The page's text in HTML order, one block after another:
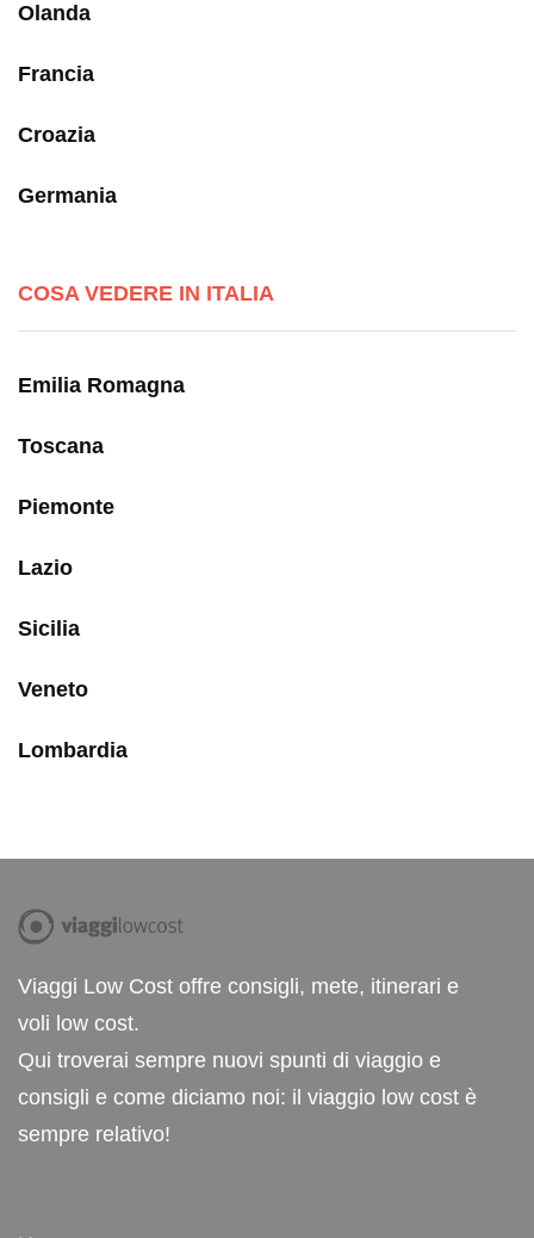
Olanda
Francia
Croazia
Germania
COSA VEDERE IN ITALIA
Emilia Romagna
Toscana
Piemonte
Lazio
Sicilia
Veneto
Lombardia
Viaggi Low Cost offre consigli, mete, itinerari e
voli low cost.
Qui troverai sempre nuovi spunti di viaggio e
consigli e come diciamo noi: il viaggio low cost è
sempre relativo!